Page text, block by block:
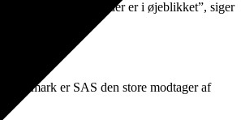
med de små tiltag, der er i øjeblikket”, siger
Danmark er SAS den store modtager af